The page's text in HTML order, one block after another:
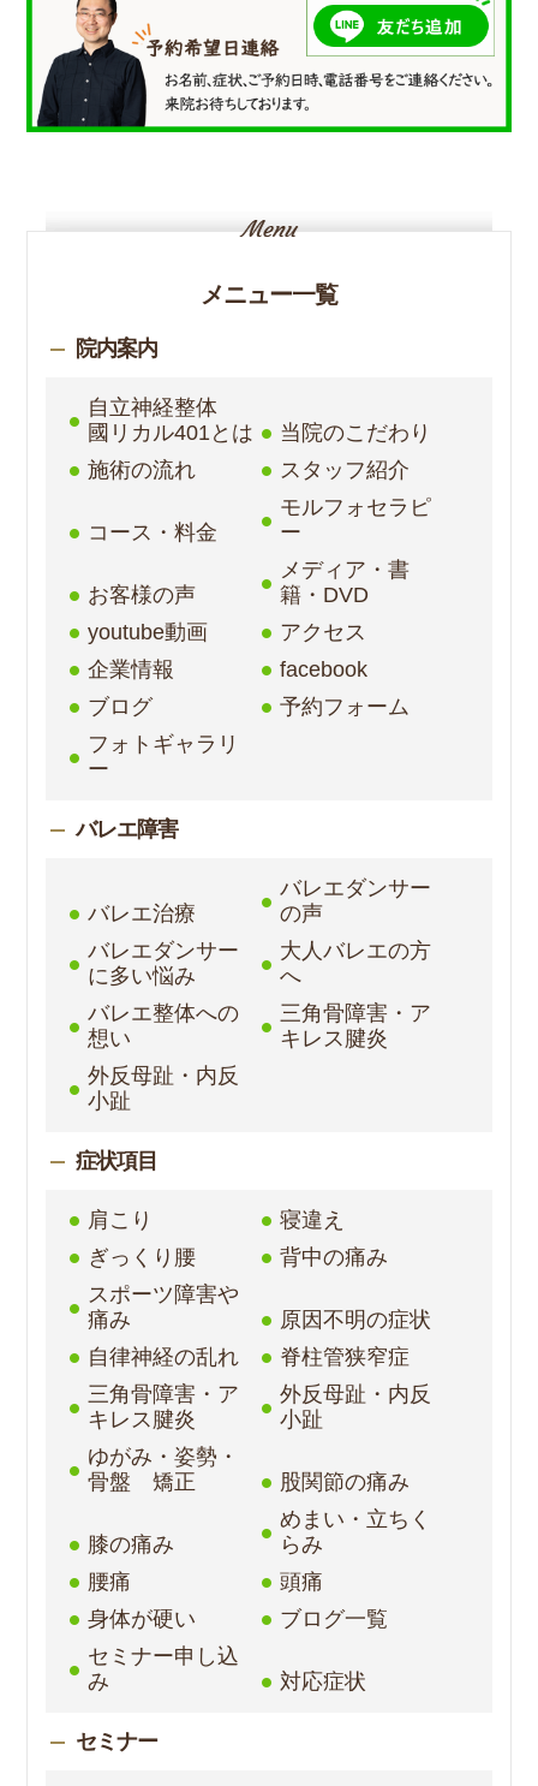
メニュー一覧
院内案内
自立神経整体
國リカル401とは
当院のこだわり
施術の流れ
スタッフ紹介
コース・料金
モルフォセラピ
ー
お客様の声
メディア・書
籍・DVD
youtube動画
アクセス
企業情報
facebook
ブログ
予約フォーム
フォトギャラリ
ー
バレエ障害
バレエ治療
バレエダンサー
の声
バレエダンサー
に多い悩み
大人バレエの方
へ
バレエ整体への
想い
三角骨障害・ア
キレス腱炎
外反母趾・内反
小趾
症状項目
肩こり
寝違え
ぎっくり腰
背中の痛み
スポーツ障害や
痛み
原因不明の症状
自律神経の乱れ
脊柱管狭窄症
三角骨障害・ア
キレス腱炎
外反母趾・内反
小趾
ゆがみ・姿勢・
骨盤 矯正
股関節の痛み
膝の痛み
めまい・立ちく
らみ
腰痛
頭痛
身体が硬い
ブログ一覧
セミナー申し込
み
対応症状
セミナー